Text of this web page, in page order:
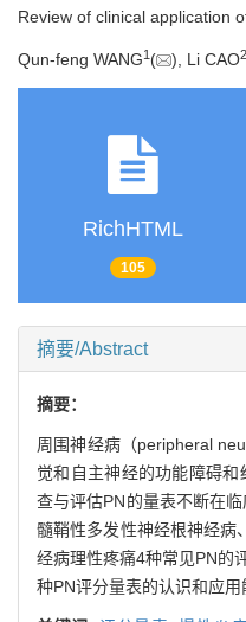
Review of clinical application
Qun-feng WANG1 ( ), Li CAO2
RichHTML
105
摘要/Abstract
摘要：
周围神经病（peripheral
觉和自主神经的功能障碍
查与评估PN的量表不断在
髓鞘性多发性神经根神经病
经病理性疼痛4种常见PN的
种PN评分量表的认识和应用